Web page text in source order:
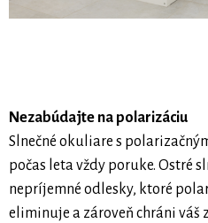
Nezabúdajte na polarizáciu
Slnečné okuliare s
počas leta vždy poruke. Ostré
nepríjemné odlesky, ktoré
eliminuje a zároveň chráni váš